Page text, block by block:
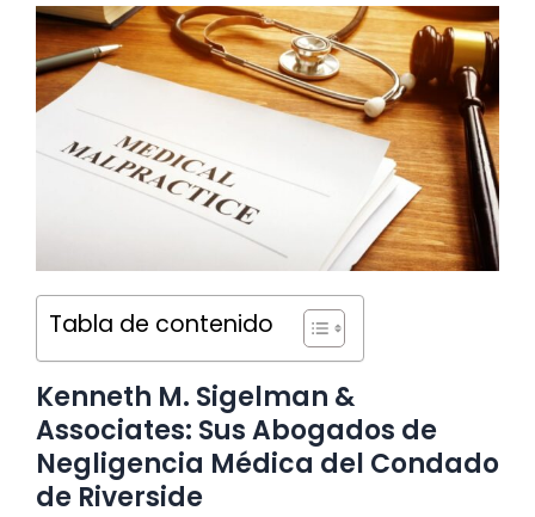
Tabla de contenido
Kenneth M. Sigelman &
Associates: Sus Abogados de
Negligencia Médica del Condado
de Riverside